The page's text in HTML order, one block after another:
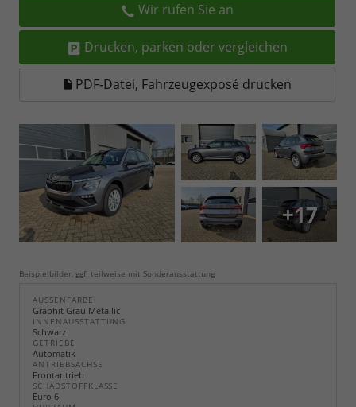
Wir rufen Sie an
Drucken, parken oder vergleichen
PDF-Datei, Fahrzeugexposé drucken
+17
Beispielbilder, ggf. teilweise mit Sonderausstattung
AUSSENFARBE
Graphit Grau Metallic
INNENAUSSTATTUNG
Schwarz
GETRIEBE
Automatik
ANTRIEBSACHSE
Frontantrieb
SCHADSTOFFKLASSE
Euro 6